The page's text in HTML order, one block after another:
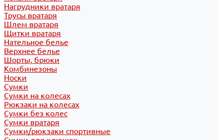
Нагрудники вратаря
Трусы вратаря
Шлем вратаря
Щитки вратаря
Нательное белье
Верхнее белье
Шорты, брюки
Комбинезоны
Носки
Сумки
Сумки на колесах
Рюкзаки на колесах
Сумки без колес
Сумки вратаря
Сумки/рюкзаки спортивные